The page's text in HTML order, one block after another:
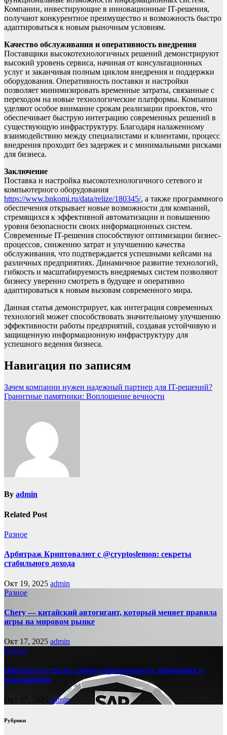
Компании, инвестирующие в инновационные IT-решения,
получают конкурентное преимущество и возможность быстро
адаптироваться к новым рыночным условиям.
Качество обслуживания и оперативность внедрения
Поставщики высокотехнологичных решений демонстрируют
высокий уровень сервиса, начиная от консультационных
услуг и заканчивая полным циклом внедрения и поддержки
оборудования. Оперативность поставки и настройки
позволяет минимизировать временные затраты, связанные с
переходом на новые технологические платформы. Компании
уделяют особое внимание срокам реализации проектов, что
обеспечивает быструю интеграцию современных решений в
существующую инфраструктуру. Благодаря налаженному
взаимодействию между специалистами и клиентами, процесс
внедрения проходит без задержек и с минимальными рисками
для бизнеса.
Заключение
Поставка и настройка высокотехнологичного сетевого и
компьютерного оборудования
https://www.bnkomi.ru/data/relize/180345/, а также программного
обеспечения открывает новые возможности для компаний,
стремящихся к эффективной автоматизации и повышению
уровня безопасности своих информационных систем.
Современные IT-решения способствуют оптимизации бизнес-
процессов, снижению затрат и улучшению качества
обслуживания, что подтверждается успешными кейсами на
различных предприятиях. Динамичное развитие технологий,
гибкость и масштабируемость внедряемых систем позволяют
бизнесу уверенно смотреть в будущее и оперативно
адаптироваться к новым вызовам современного мира.
Данная статья демонстрирует, как интеграция современных
технологий может способствовать значительному улучшению
эффективности работы предприятий, создавая устойчивую и
защищенную информационную инфраструктуру для
успешного ведения бизнеса.
Навигация по записям
Зачем компании нужен надежный партнер для IT-решений?
Гранитные памятники: Воплощение вечности
By admin
Related Post
Разное
Арбитраж Криптовалют с @cryptoslemon: секреты
стабильного дохода
Окт 19, 2025 admin
Разное
Chery — китайский автогигант, который меняет правила
игры на мировом рынке
Окт 17, 2025 admin
Разное
Награда из стекла: символ прозрачности, признания и
вдохновения
Окт 17, 2025 admin
Рубрики